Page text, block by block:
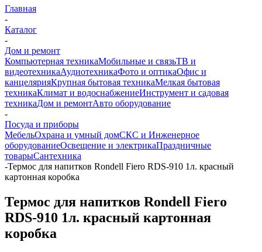
Главная
-
Каталог
-
Дом и ремонт
Компьютерная техникаМобильные и связьТВ и
видеотехникаАудиотехникаФото и оптикаОфис и
канцелярияКрупная бытовая техникаМелкая бытовая
техникаКлимат и водоснабжениеИнструмент и садовая
техникаДом и ремонтАвто оборудование
-
Посуда и приборы
МебельОхрана и умный домСКС и Инженерное
оборудованиеОсвещение и электрикаПраздничные
товарыСантехника
-Термос для напитков Rondell Fiero RDS-910 1л. красный
картонная коробка
Термос для напитков Rondell Fiero
RDS-910 1л. красный картонная
коробка